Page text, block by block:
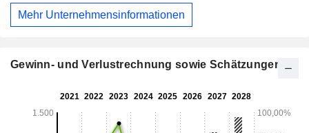
Erfassung, Verarbeitung und Auswertung
weltraumgestützter Daten unter Einsatz von Anwendungen
Weltraum-Vermögenswerte bereit, die ohne menschliches
Mehr Unternehmensinformationen
Gewinn- und Verlustrechnung sowie Schätzungen